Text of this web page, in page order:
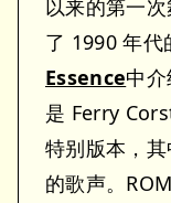
以来的第一
了 1990 年
Essence中
是 Ferry
特别版本，其
的歌声。